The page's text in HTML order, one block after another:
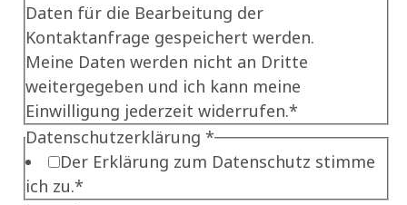
Abteilung
Daten für die Bearbeitung der
Kontaktanfrage gespeichert werden.
Meine Daten werden nicht an Dritte
weitergegeben und ich kann meine
Einwilligung jederzeit widerrufen.*
Datenschutzerklärung *
Der Erklärung zum Datenschutz stimme
ich zu.*